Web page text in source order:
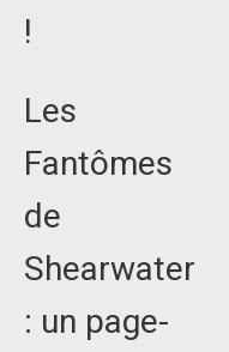
!
Les
Fantômes
de
Shearwater
: un page-